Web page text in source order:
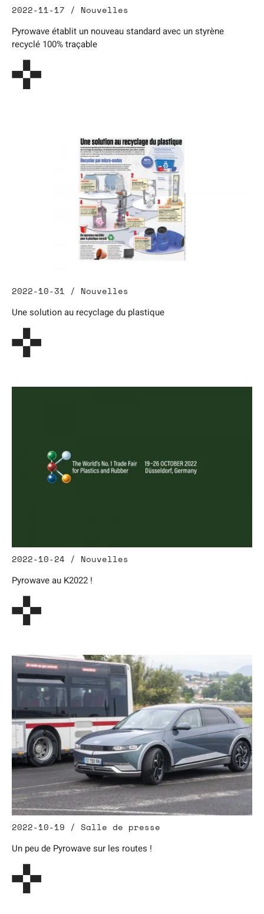
2022-11-17 / Nouvelles
Pyrowave établit un nouveau standard avec un styrène
recyclé 100% traçable
2022-10-31 / Nouvelles
Une solution au recyclage du plastique
2022-10-24 / Nouvelles
Pyrowave au K2022 !
2022-10-19 / Salle de presse
Un peu de Pyrowave sur les routes !